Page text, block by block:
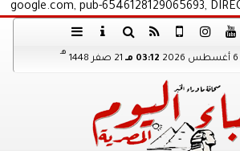
google.com, pub-6546128129065693,
03:12 مـ 21 صفر 1448
هـ